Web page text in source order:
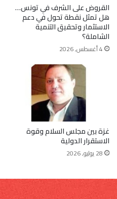
القروض على الشرف في تونس…
هل تمثل نقطة تحول في دعم
الاستثمار وتحقيق التنمية
الشاملة؟
4 أغسطس, 2026
غزة بين مجلس السلام وقوة
الاستقرار الدولية
28 يوليو, 2026